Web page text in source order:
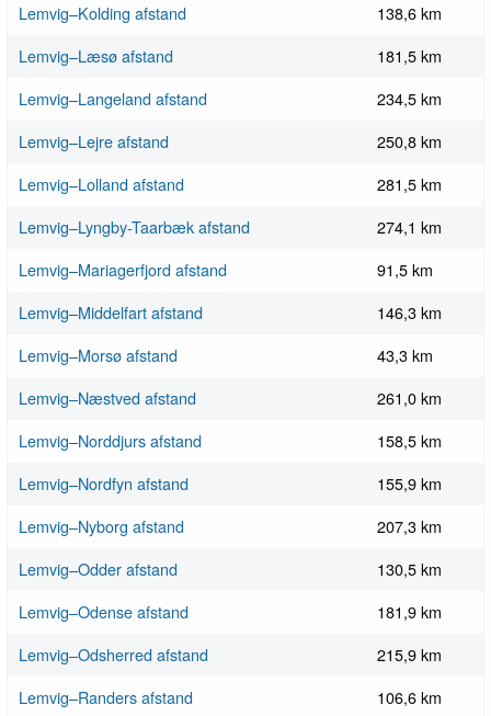
Lemvig–Kolding afstand
138,6 km
Lemvig–Læsø afstand
181,5 km
Lemvig–Langeland afstand
234,5 km
Lemvig–Lejre afstand
250,8 km
Lemvig–Lolland afstand
281,5 km
Lemvig–Lyngby-Taarbæk afstand
274,1 km
Lemvig–Mariagerfjord afstand
91,5 km
Lemvig–Middelfart afstand
146,3 km
Lemvig–Morsø afstand
43,3 km
Lemvig–Næstved afstand
261,0 km
Lemvig–Norddjurs afstand
158,5 km
Lemvig–Nordfyn afstand
155,9 km
Lemvig–Nyborg afstand
207,3 km
Lemvig–Odder afstand
130,5 km
Lemvig–Odense afstand
181,9 km
Lemvig–Odsherred afstand
215,9 km
Lemvig–Randers afstand
106,6 km